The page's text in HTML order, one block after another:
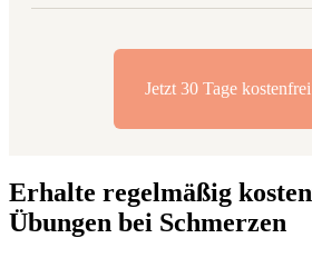
Jetzt 30 Tage
Erhalte regelmäßig
Übungen bei Schmerzen